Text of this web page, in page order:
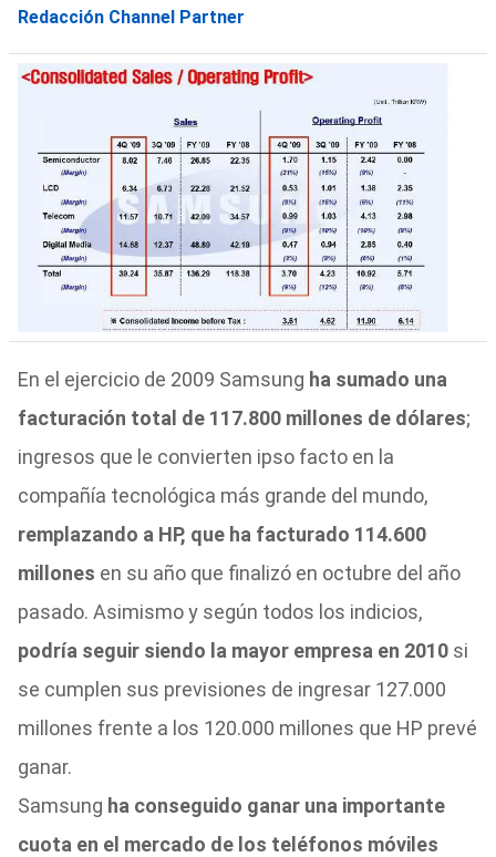
Redacción Channel Partner
En el ejercicio de 2009 Samsung ha sumado una
facturación total de 117.800 millones de dólares;
ingresos que le convierten ipso facto en la
compañía tecnológica más grande del mundo,
remplazando a HP, que ha facturado 114.600
millones en su año que finalizó en octubre del año
pasado. Asimismo y según todos los indicios,
podría seguir siendo la mayor empresa en 2010si
se cumplen sus previsiones de ingresar 127.000
millones frente a los 120.000 millones que HP prevé
ganar.
Samsung ha conseguido ganar una importante
cuota en el mercado de los teléfonos móviles